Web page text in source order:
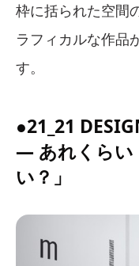
枠に括られた空間
ラフィカルな作品
す。
●21_21
― あれくらい
い？」